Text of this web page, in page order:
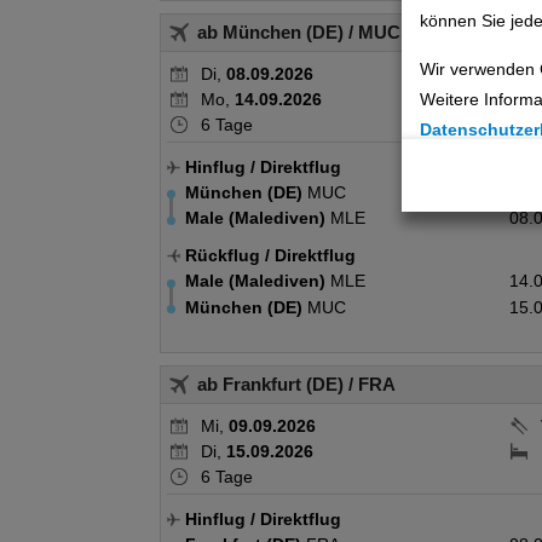
können Sie
Wir verwenden
Weitere
Technische
Erweiterte
ab München (DE) / MUC
Di, 08.09.2026
Mo, 14.09.2026
6 Tage
Hinflug / Direktflug
München (DE) MUC
Male (Malediven) MLE
Rückflug / Direktflug
Male (Malediven) MLE
München (DE) MUC
ab Frankfurt (DE) / FRA
Mi, 09.09.2026
Di, 15.09.2026
6 Tage
Hinflug / Direktflug